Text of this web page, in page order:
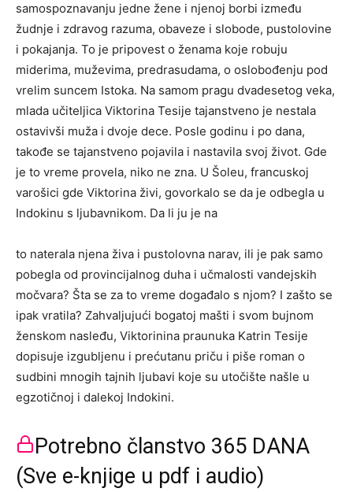
samospoznavanju jedne žene i njenoj borbi između
žudnje i zdravog razuma, obaveze i slobode, pustolovine
i pokajanja. To je pripovest o ženama koje robuju
miderima, muževima, predrasudama, o oslobođenju pod
vrelim suncem Istoka. Na samom pragu dvadesetog veka,
mlada učiteljica Viktorina Tesije tajanstveno je nestala
ostavivši muža i dvoje dece. Posle godinu i po dana,
takođe se tajanstveno pojavila i nastavila svoj život. Gde
je to vreme provela, niko ne zna. U Šoleu, francuskoj
varošici gde Viktorina živi, govorkalo se da je odbegla u
Indokinu s ljubavnikom. Da li ju je na
to naterala njena živa i pustolovna narav, ili je pak samo
pobegla od provincijalnog duha i učmalosti vandejskih
močvara? Šta se za to vreme događalo s njom? I zašto se
ipak vratila? Zahvaljujući bogatoj mašti i svom bujnom
ženskom nasleđu, Viktorinina praunuka Katrin Tesije
dopisuje izgubljenu i prećutanu priču i piše roman o
sudbini mnogih tajnih ljubavi koje su utočište našle u
egzotičnoj i dalekoj Indokini.
Potrebno članstvo 365 DANA
(Sve e-knjige u pdf i audio)